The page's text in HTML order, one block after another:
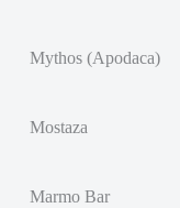
Mythos (Apodaca)
Mostaza
Marmo Bar